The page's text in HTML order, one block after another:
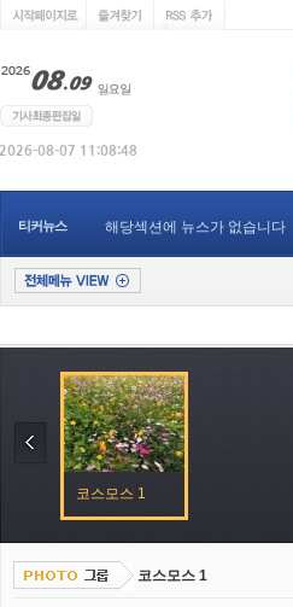
티커뉴스 해당섹션에 뉴스가 없습니다
코스모스 1
코스모스 1